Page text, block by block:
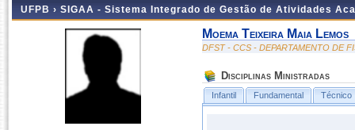
UFPB › SIGAA - Sistema Integrado de Gestão de Atividades
Moema Teixeira Maia Lemos
DFST - CCS - DEPARTAMENTO DE
Disciplinas Ministradas
Infantil Fundamental Técnico